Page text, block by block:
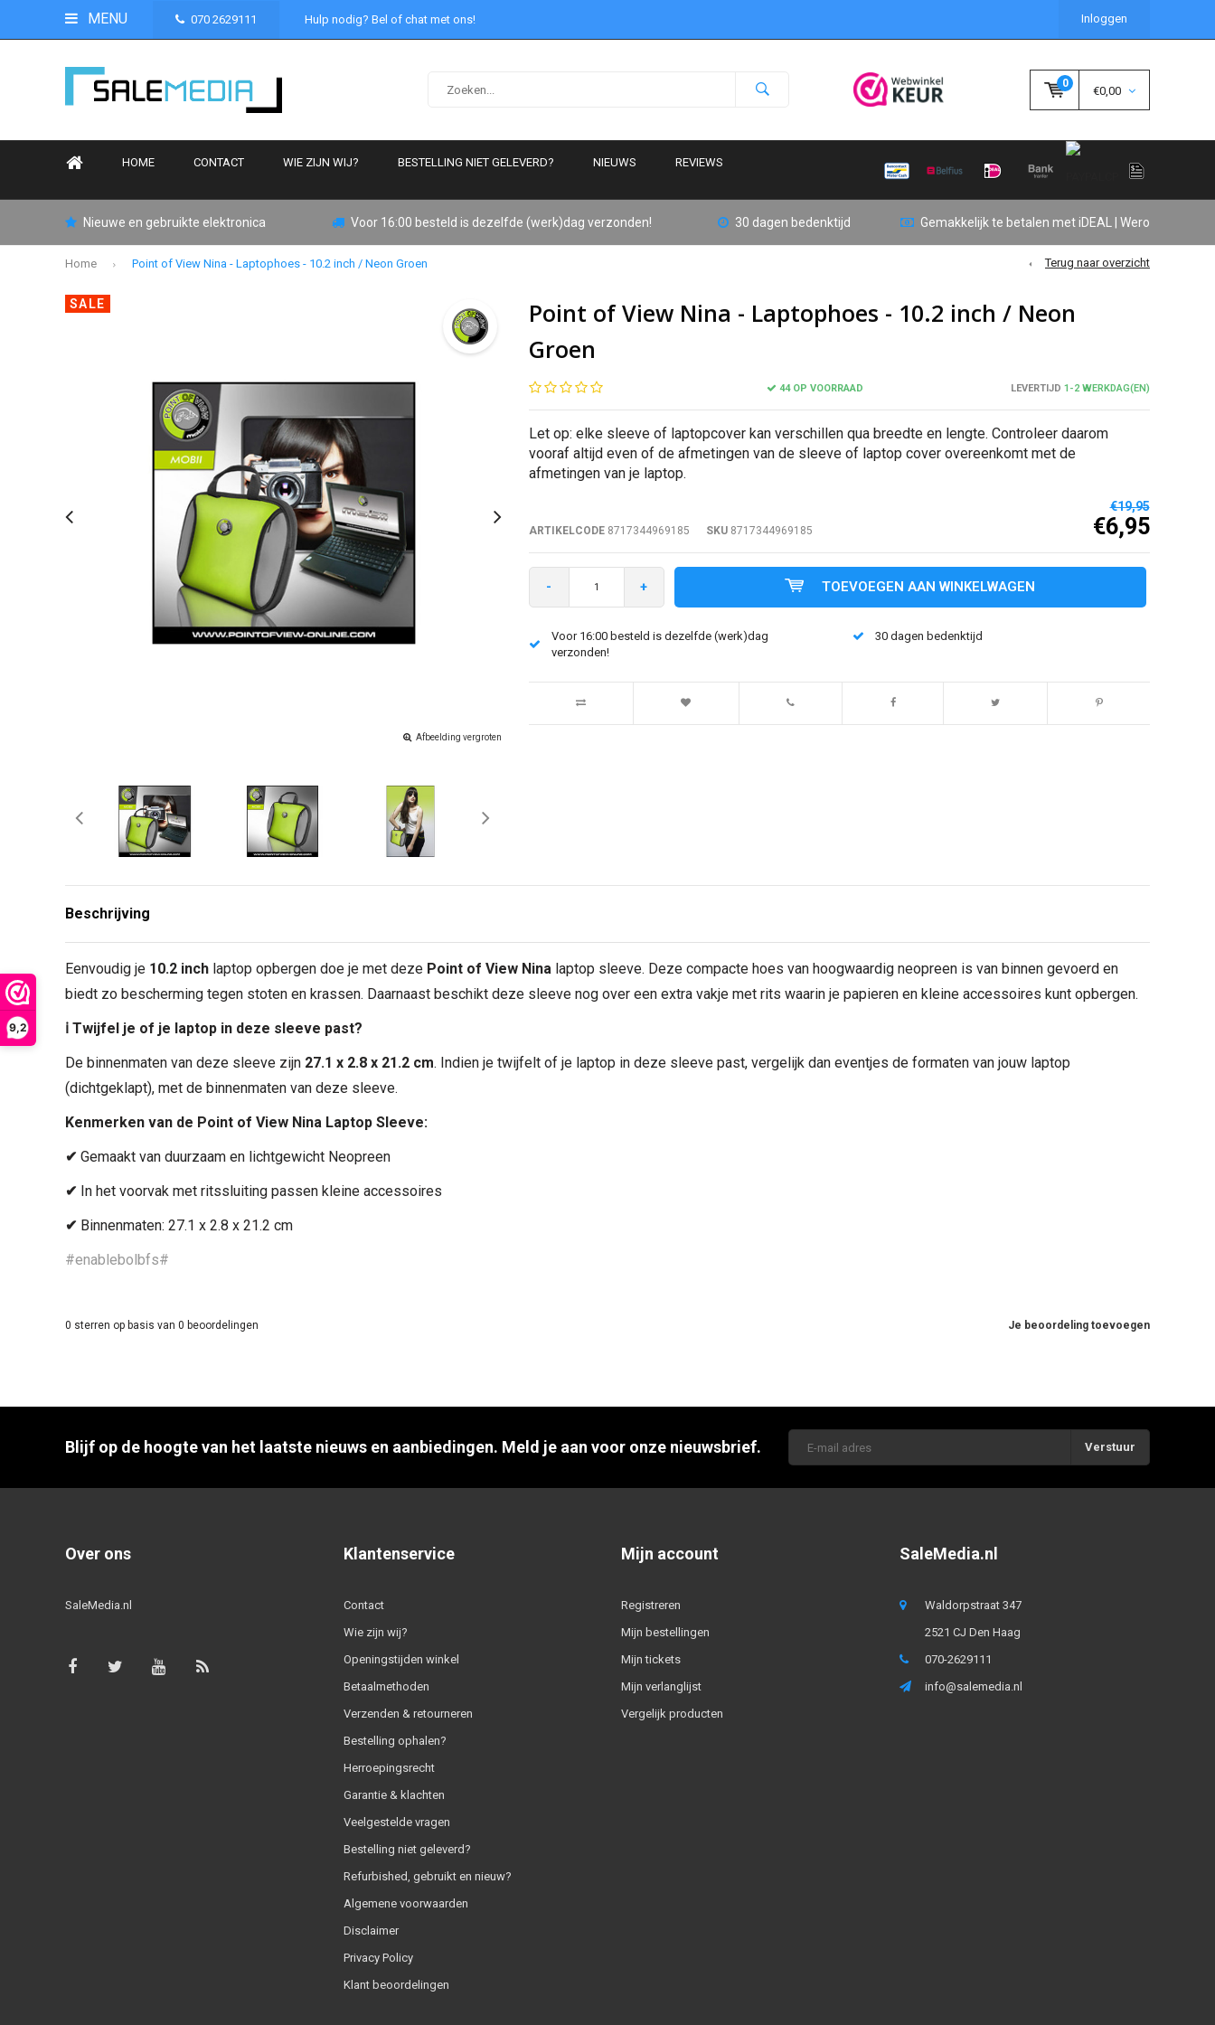
9,2
MENU 070 2629111 Hulp nodig? Bel of chat met ons! Inloggen
0
€0,00
HOME CONTACT WIE ZIJN WIJ? BESTELLING NIET GELEVERD? NIEUWS REVIEWS
Nieuwe en gebruikte elektronica Voor 16:00 besteld is dezelfde (werk)dag verzonden! 30 dagen bedenktijd Gemakkelijk te betalen met iDEAL | Wero
Home Point of View Nina - Laptophoes - 10.2 inch / Neon Groen Terug naar overzicht
SALE
Afbeelding vergroten
Point of View Nina - Laptophoes - 10.2 inch / Neon
Groen
44 OP VOORRAAD LEVERTIJD 1-2 WERKDAG(EN)
Let op: elke sleeve of laptopcover kan verschillen qua breedte en lengte. Controleer daarom
vooraf altijd even of de afmetingen van de sleeve of laptop cover overeenkomt met de
afmetingen van je laptop.
ARTIKELCODE8717344969185 SKU8717344969185
€19,95
€6,95
- + TOEVOEGEN AAN WINKELWAGEN
Voor 16:00 besteld is dezelfde (werk)dag
verzonden!
30 dagen bedenktijd
Beschrijving
Eenvoudig je 10.2 inch laptop opbergen doe je met deze Point of View Nina laptop sleeve. Deze compacte hoes van hoogwaardig neopreen is van binnen gevoerd en
biedt zo bescherming tegen stoten en krassen. Daarnaast beschikt deze sleeve nog over een extra vakje met rits waarin je papieren en kleine accessoires kunt opbergen.
ℹ Twijfel je of je laptop in deze sleeve past?
De binnenmaten van deze sleeve zijn 27.1 x 2.8 x 21.2 cm. Indien je twijfelt of je laptop in deze sleeve past, vergelijk dan eventjes de formaten van jouw laptop
(dichtgeklapt), met de binnenmaten van deze sleeve.
Kenmerken van de Point of View Nina Laptop Sleeve:
✔ Gemaakt van duurzaam en lichtgewicht Neopreen
✔ In het voorvak met ritssluiting passen kleine accessoires
✔ Binnenmaten: 27.1 x 2.8 x 21.2 cm
#enablebolbfs#
Je beoordeling toevoegen
0 sterren op basis van 0 beoordelingen
Blijf op de hoogte van het laatste nieuws en aanbiedingen. Meld je aan voor onze nieuwsbrief. Verstuur
Over ons
SaleMedia.nl
Klantenservice
Contact
Wie zijn wij?
Openingstijden winkel
Betaalmethoden
Verzenden & retourneren
Bestelling ophalen?
Herroepingsrecht
Garantie & klachten
Veelgestelde vragen
Bestelling niet geleverd?
Refurbished, gebruikt en nieuw?
Algemene voorwaarden
Disclaimer
Privacy Policy
Klant beoordelingen
Mijn account
Registreren
Mijn bestellingen
Mijn tickets
Mijn verlanglijst
Vergelijk producten
SaleMedia.nl
Waldorpstraat 347
2521 CJ Den Haag
070-2629111
info@salemedia.nl